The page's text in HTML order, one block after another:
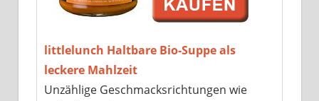
littlelunch Haltbare Bio-Suppe als
leckere Mahlzeit
Unzählige Geschmacksrichtungen wie